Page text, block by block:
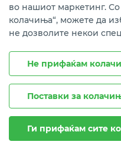
во нашиот маркетинг.
колачиња“, можете да
не дозволите некои
Не прифаќам
Поставки за
Ги прифаќам сите